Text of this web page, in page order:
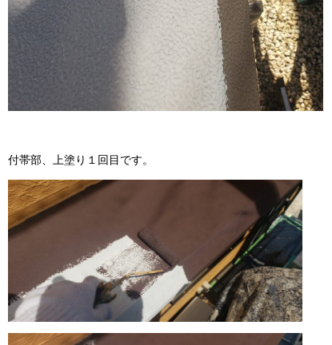
付帯部、上塗り１回目です。